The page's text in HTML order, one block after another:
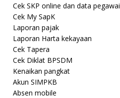
Cek SKP online dan data pegawai
Cek My SapK
Laporan pajak
Laporan Harta kekayaan
Cek Tapera
Cek Diklat BPSDM
Kenaikan pangkat
Akun SIMPKB
Absen mobile